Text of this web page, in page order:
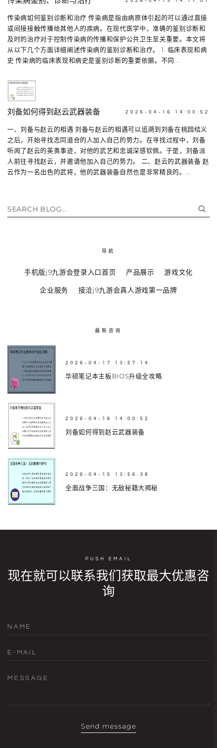
传染病如何鉴别诊断和治疗 传染病是指由病原体引起的可以通过直接
或间接接触传播给其他人的疾病。在现代医学中，准确的鉴别诊断和
及时的治疗对于控制传染病的传播和保护公共卫生至关重要。本文将
从以下几个方面详细阐述传染病的鉴别诊断和治疗。 1. 临床表现和病
史 传染病的临床表现和病史是鉴别诊断的重要依据。不同...
刘备如何得到赵云武器装备 2026-04-16 14:00:52
一、刘备与赵云的相遇 刘备与赵云的相遇可以追溯到刘备在桃园结义
之后，开始寻找志同道合的人加入自己的势力。在寻找过程中，刘备
听闻了赵云的英勇事迹，对他的武艺和忠诚深感钦佩。于是，刘备派
人前往寻找赵云，并邀请他加入自己的势力。 二、赵云的武器装备 赵
云作为一名出色的武将，他的武器装备自然也是非常精良的。...
SEARCH BLOG...
导航
手机版j9九游会登录入口首页 产品展示 游戏文化
企业服务 接洽j9九游会真人游戏第一品牌
最新咨询
2026-04-17 13:57:14
华硕笔记本主板BIOS升级全攻略
2026-04-16 14:00:52
刘备如何得到赵云武器装备
2026-04-15 13:56:38
全面战争三国：无敌秘籍大揭秘
PUSH EMAIL
现在就可以联系我们获取最大优惠咨
询
NAME
E-MAIL
MESSAGE
Send message